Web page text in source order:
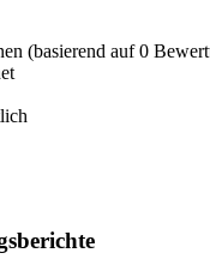
(basierend auf 0